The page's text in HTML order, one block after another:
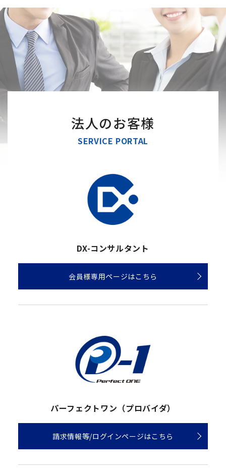
法人のお客様
SERVICE PORTAL
DX-コンサルタント
会員様専用ページはこちら
パーフェクトワン（プロバイダ）
請求情報等/ログインページはこちら